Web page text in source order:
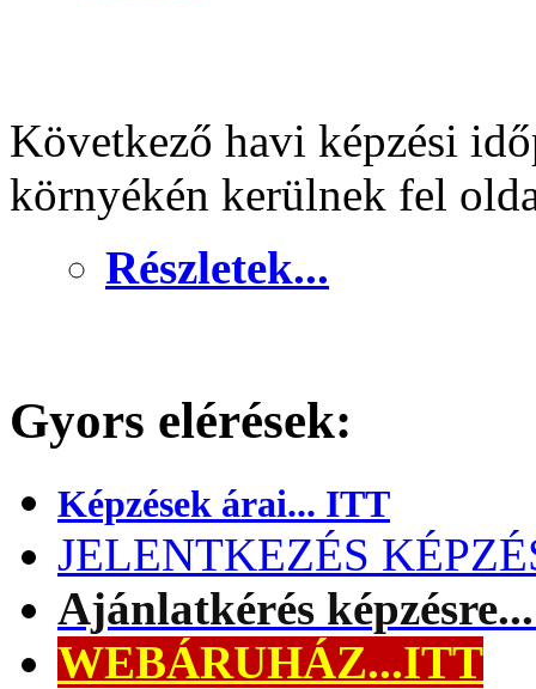
Következő havi képzési
környékén kerülnek fel
Részletek...
Gyors elérések:
Képzések árai... ITT
JELENTKEZÉS
Ajánlatkérés
WEBÁRUHÁZ...ITT